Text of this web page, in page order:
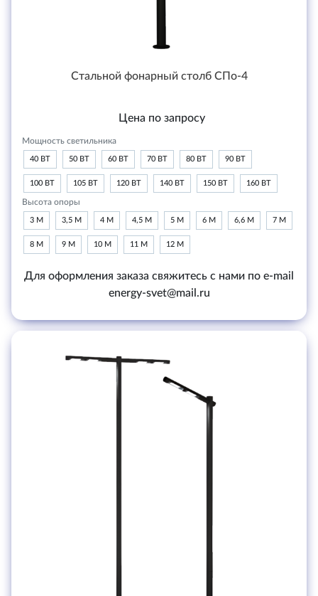
Стальной фонарный столб СПо-4
Цена по запросу
Мощность светильника
40 ВТ 50 ВТ 60 ВТ 70 ВТ 80 ВТ 90 ВТ
100 ВТ 105 ВТ 120 ВТ 140 ВТ 150 ВТ 160 ВТ
Высота опоры
3 М 3,5 М 4 М 4,5 М 5 М 6 М 6,6 М 7 М
8 М 9 М 10 М 11 М 12 М
Для оформления заказа свяжитесь с нами по e-mail
energy-svet@mail.ru